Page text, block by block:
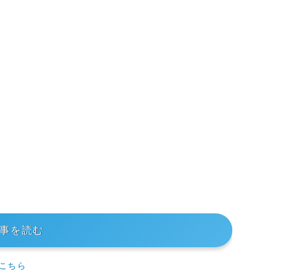
を読む
ちら